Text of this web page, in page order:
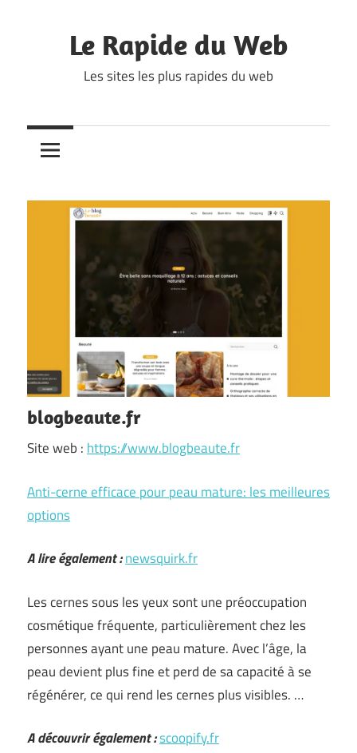
Le Rapide du Web
Les sites les plus rapides du web
blogbeaute.fr
Site web : https://www.blogbeaute.fr
Anti-cerne efficace pour peau mature: les meilleures
options
A lire également :newsquirk.fr
Les cernes sous les yeux sont une préoccupation
cosmétique fréquente, particulièrement chez les
personnes ayant une peau mature. Avec l’âge, la
peau devient plus fine et perd de sa capacité à se
régénérer, ce qui rend les cernes plus visibles. …
A découvrir également :scoopify.fr